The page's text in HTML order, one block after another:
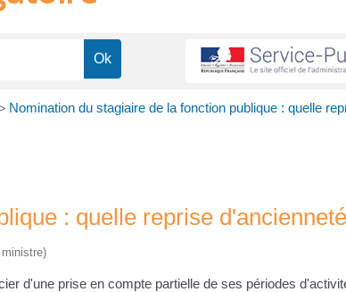
> Nomination du stagiaire de la fonction publique : quelle
: quelle reprise
d'une prise en compte partielle de ses périodes